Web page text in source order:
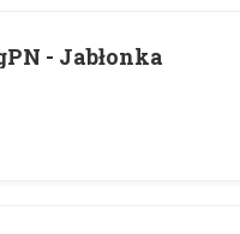
- Jabłonka